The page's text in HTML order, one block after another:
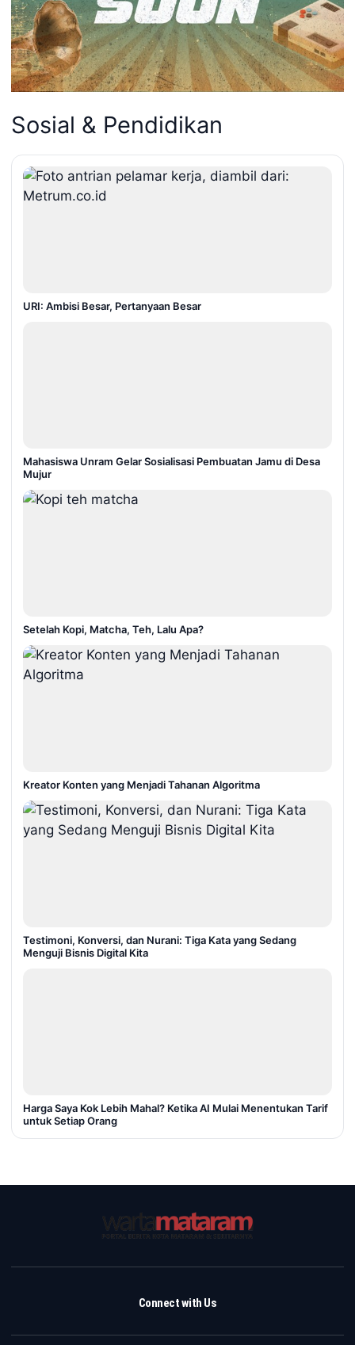
Sosial & Pendidikan
URI: Ambisi Besar, Pertanyaan Besar
Mahasiswa Unram Gelar Sosialisasi Pembuatan Jamu di Desa
Mujur
Setelah Kopi, Matcha, Teh, Lalu Apa?
Kreator Konten yang Menjadi Tahanan Algoritma
Testimoni, Konversi, dan Nurani: Tiga Kata yang Sedang
Menguji Bisnis Digital Kita
Harga Saya Kok Lebih Mahal? Ketika AI Mulai Menentukan Tarif
untuk Setiap Orang
Connect with Us